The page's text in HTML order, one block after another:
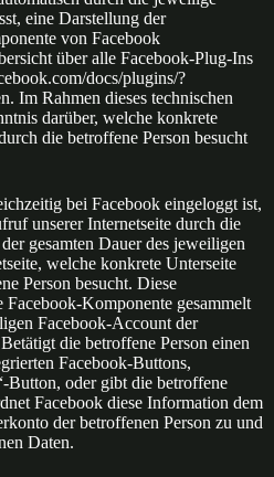
eine Darstellung der
von Facebook
über alle Facebook-Plug-Ins
docs/plugins/?
Im Rahmen dieses technischen
darüber, welche konkrete
die betroffene Person besucht
bei Facebook eingeloggt ist,
unserer Internetseite durch die
gesamten Dauer des jeweiligen
welche konkrete Unterseite
Person besucht. Diese
Komponente gesammelt
Facebook-Account der
die betroffene Person einen
Facebook-Buttons,
Button, oder gibt die betroffene
Facebook diese Information dem
der betroffenen Person zu und
Daten.